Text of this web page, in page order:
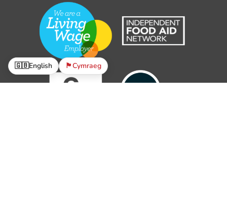
🇬🇧English 🏴󠁧󠁢󠁷󠁬󠁳󠁿Cymraeg